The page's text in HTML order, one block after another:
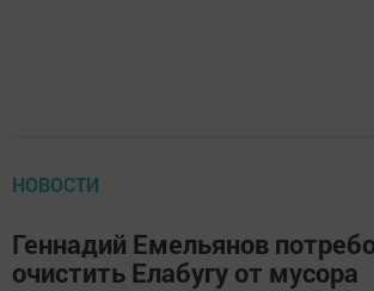
НОВОСТИ
Геннадий Емельянов
очистить Елабугу от мусора